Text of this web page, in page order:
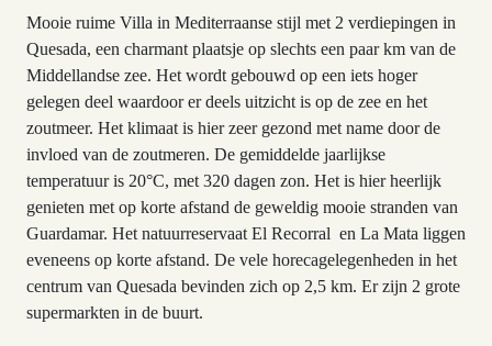
Mooie ruime Villa in Mediterraanse stijl met 2 verdiepingen in
Quesada, een charmant plaatsje op slechts een paar km van de
Middellandse zee. Het wordt gebouwd op een iets hoger
gelegen deel waardoor er deels uitzicht is op de zee en het
zoutmeer. Het klimaat is hier zeer gezond met name door de
invloed van de zoutmeren. De gemiddelde jaarlijkse
temperatuur is 20°C, met 320 dagen zon. Het is hier heerlijk
genieten met op korte afstand de geweldig mooie stranden van
Guardamar. Het natuurreservaat El Recorral en La Mata liggen
eveneens op korte afstand. De vele horecagelegenheden in het
centrum van Quesada bevinden zich op 2,5 km. Er zijn 2 grote
supermarkten in de buurt.